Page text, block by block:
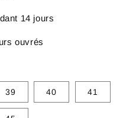
14 jours
ouvrés
39 40 41